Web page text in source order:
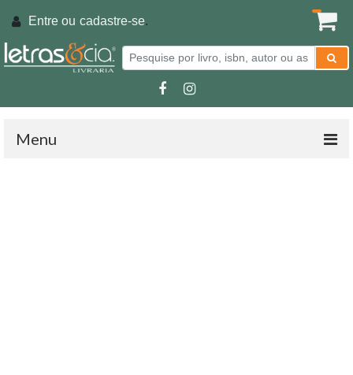
Entre ou cadastre-se.
Menu